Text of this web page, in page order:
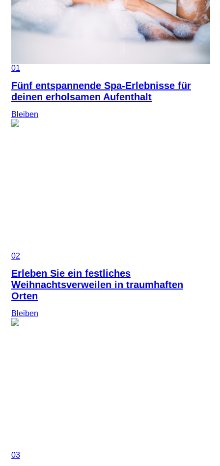
01
Fünf entspannende Spa-Erlebnisse für
deinen erholsamen Aufenthalt
Bleiben
02
Erleben Sie ein festliches
Weihnachtsverweilen in traumhaften
Orten
Bleiben
03